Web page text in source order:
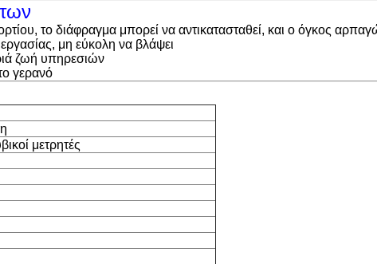
το διάφραγμα μπορεί να αντικατασταθεί, και ο όγκος
μη εύκολη να βλάψει
ζωή υπηρεσιών
γερανό
μετρητές